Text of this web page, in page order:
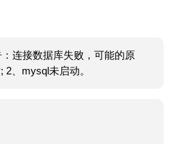
连接数据库失败，可能的原
2、mysql未启动。